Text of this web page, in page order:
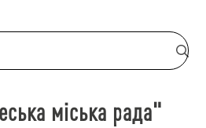
міська рада"